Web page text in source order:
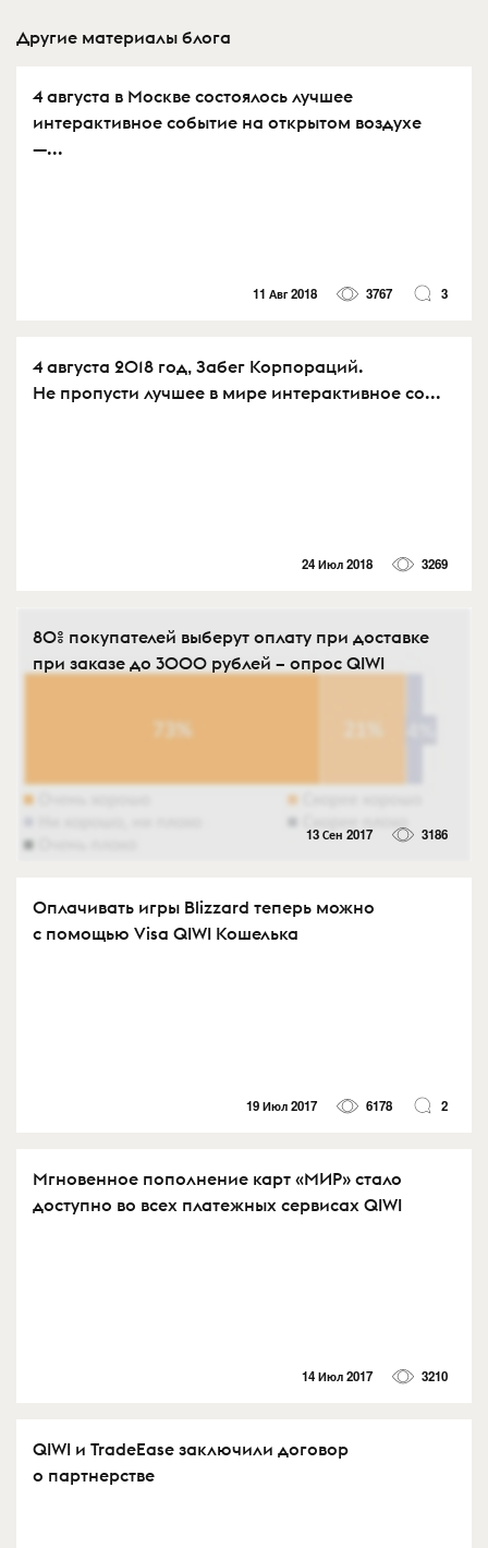
Другие материалы блога
4 августа в Москве состоялось лучшее
интерактивное событие на открытом воздухе
—...
11 Авг 2018 3767 3
4 августа 2018 год, Забег Корпораций.
Не пропусти лучшее в мире интерактивное со...
24 Июл 2018 3269
80% покупателей выберут оплату при доставке
при заказе до 3000 рублей – опрос QIWI
13 Сен 2017 3186
Оплачивать игры Blizzard теперь можно
с помощью Visa QIWI Кошелька
19 Июл 2017 6178 2
Мгновенное пополнение карт «МИР» стало
доступно во всех платежных сервисах QIWI
14 Июл 2017 3210
QIWI и TradeEase заключили договор
о партнерстве